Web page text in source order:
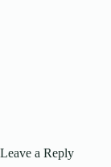
Leave a Reply